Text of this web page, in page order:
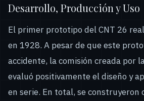
Desarrollo, Producción y Uso
El primer prototipo del CNT 26
en 1928. A pesar de que este
accidente, la comisión creada por
evaluó positivamente el diseño y
en serie. En total, se construyeron